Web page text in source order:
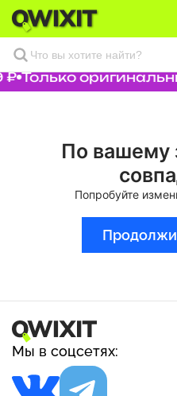
₽ Только
По вашему
Попробуйте
Мы в соцсетях: